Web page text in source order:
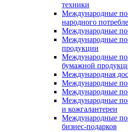
техники
Международные
народного
Международные
Международные
продукции
Международные
бумажной
Международная
Международные
Международные
Международные
и кожгалантереи
Международные
бизнес-подарков